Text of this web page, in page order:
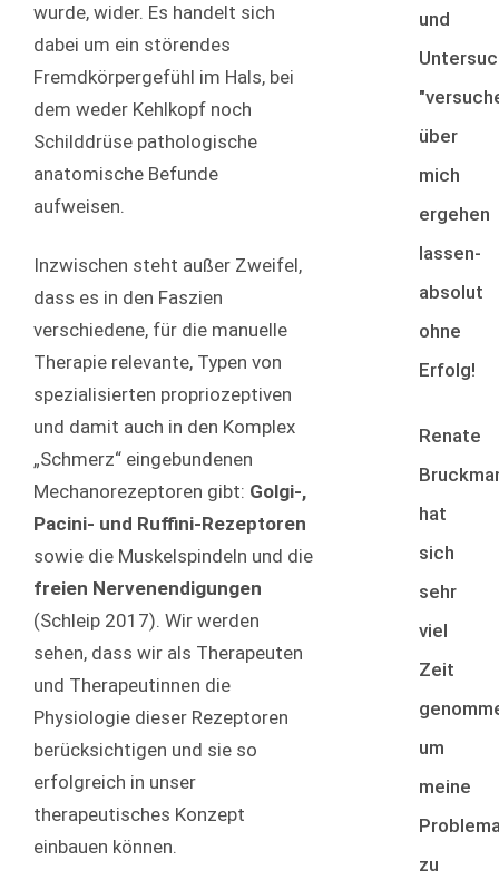
und
über
mich
ergehen
lassen-
absolut
ohne
Erfolg!
Renate
hat
sich
sehr
viel
Zeit
um
meine
zu
wurde, wider. Es handelt sich
dabei um ein störendes
Fremdkörpergefühl im Hals, bei
dem weder Kehlkopf noch
Schilddrüse pathologische
anatomische Befunde
aufweisen.
Inzwischen steht außer Zweifel,
dass es in den Faszien
verschiedene, für die manuelle
Therapie relevante, Typen von
spezialisierten propriozeptiven
und damit auch in den Komplex
„Schmerz“ eingebundenen
Mechanorezeptoren gibt: Golgi-,
Pacini- und Ruffini-Rezeptoren
sowie die Muskelspindeln und die
freien Nervenendigungen
(Schleip 2017). Wir werden
sehen, dass wir als Therapeuten
und Therapeutinnen die
Physiologie dieser Rezeptoren
berücksichtigen und sie so
erfolgreich in unser
therapeutisches Konzept
einbauen können.